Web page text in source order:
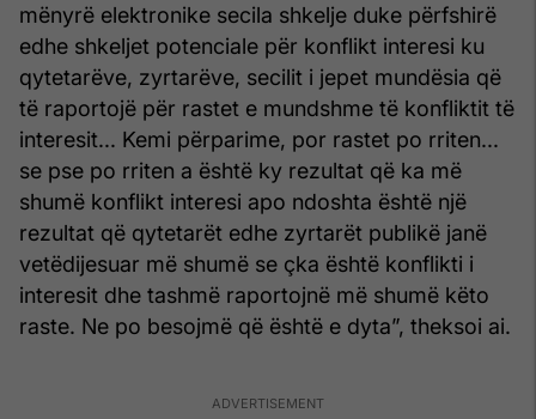
mënyrë elektronike secila shkelje duke përfshirë
edhe shkeljet potenciale për konflikt interesi ku
qytetarëve, zyrtarëve, secilit i jepet mundësia që
të raportojë për rastet e mundshme të konfliktit të
interesit... Kemi përparime, por rastet po rriten...
se pse po rriten a është ky rezultat që ka më
shumë konflikt interesi apo ndoshta është një
rezultat që qytetarët edhe zyrtarët publikë janë
vetëdijesuar më shumë se çka është konflikti i
interesit dhe tashmë raportojnë më shumë këto
raste. Ne po besojmë që është e dyta”, theksoi ai.